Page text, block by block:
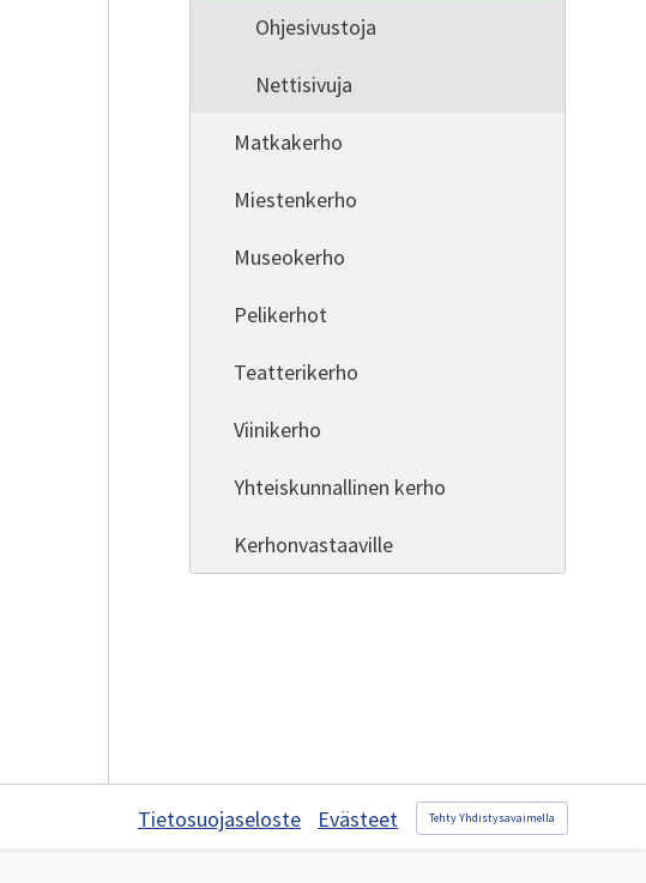
Ohjesivustoja
Nettisivuja
Matkakerho
Miestenkerho
Museokerho
Pelikerhot
Teatterikerho
Viinikerho
Yhteiskunnallinen kerho
Kerhonvastaaville
Tietosuojaseloste Evästeet Tehty Yhdistysavaimella